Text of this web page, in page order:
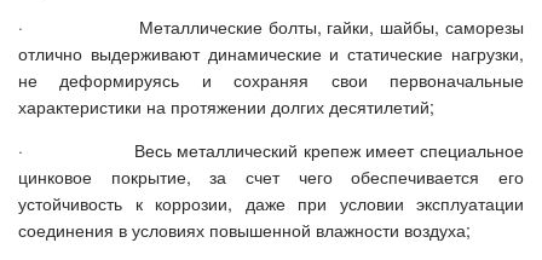
· Металлические болты, гайки, шайбы, саморезы
отлично выдерживают динамические и статические нагрузки,
не деформируясь и сохраняя свои первоначальные
характеристики на протяжении долгих десятилетий;
· Весь металлический крепеж имеет специальное
цинковое покрытие, за счет чего обеспечивается его
устойчивость к коррозии, даже при условии эксплуатации
соединения в условиях повышенной влажности воздуха;